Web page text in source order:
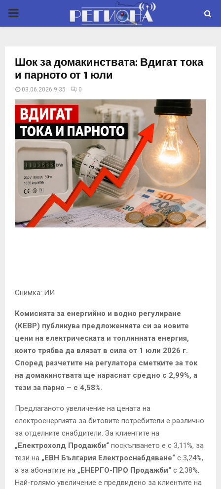
P
M
A
R
E
Шок за домакинствата: Вдигат тока
и парното от 1 юли
03.06.2026 9:35 0
Снимка: ИИ
Комисията за енергийно и водно регулиране
(КЕВР) публикува предложенията си за новите
цени на електрическата и топлинната енергия,
които трябва да влязат в сила от 1 юли 2026 г.
Според разчетите на регулатора сметките за ток
на домакинствата ще нараснат средно с 2,99%, а
тези за парно – с 4,58%.
Предлаганото увеличение на цената на
електроенергията за битовите потребители е различно
за отделните снабдители. За клиентите на
„Електрохолд Продажби“ поскъпването е с 3,11%, за
тези на „ЕВН България Електроснабдяване“ с 3,24%,
а за абонатите на „ЕНЕРГО-ПРО Продажби“ с 2,38%.
Най-голямо увеличение е предвидено за клиентите на